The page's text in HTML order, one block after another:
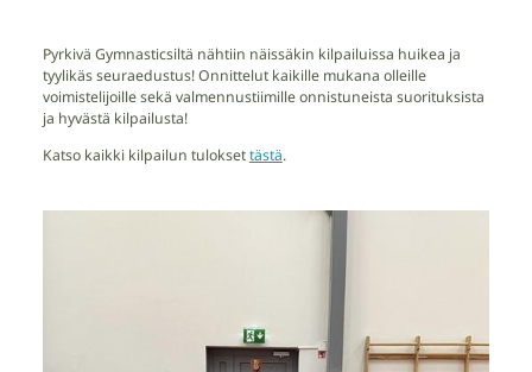
Pyrkivä Gymnasticsiltä nähtiin näissäkin kilpailuissa huikea ja
tyylikäs seuraedustus! Onnittelut kaikille mukana olleille
voimistelijoille sekä valmennustiimille onnistuneista suorituksista
ja hyvästä kilpailusta!
Katso kaikki kilpailun tuloksettästä.